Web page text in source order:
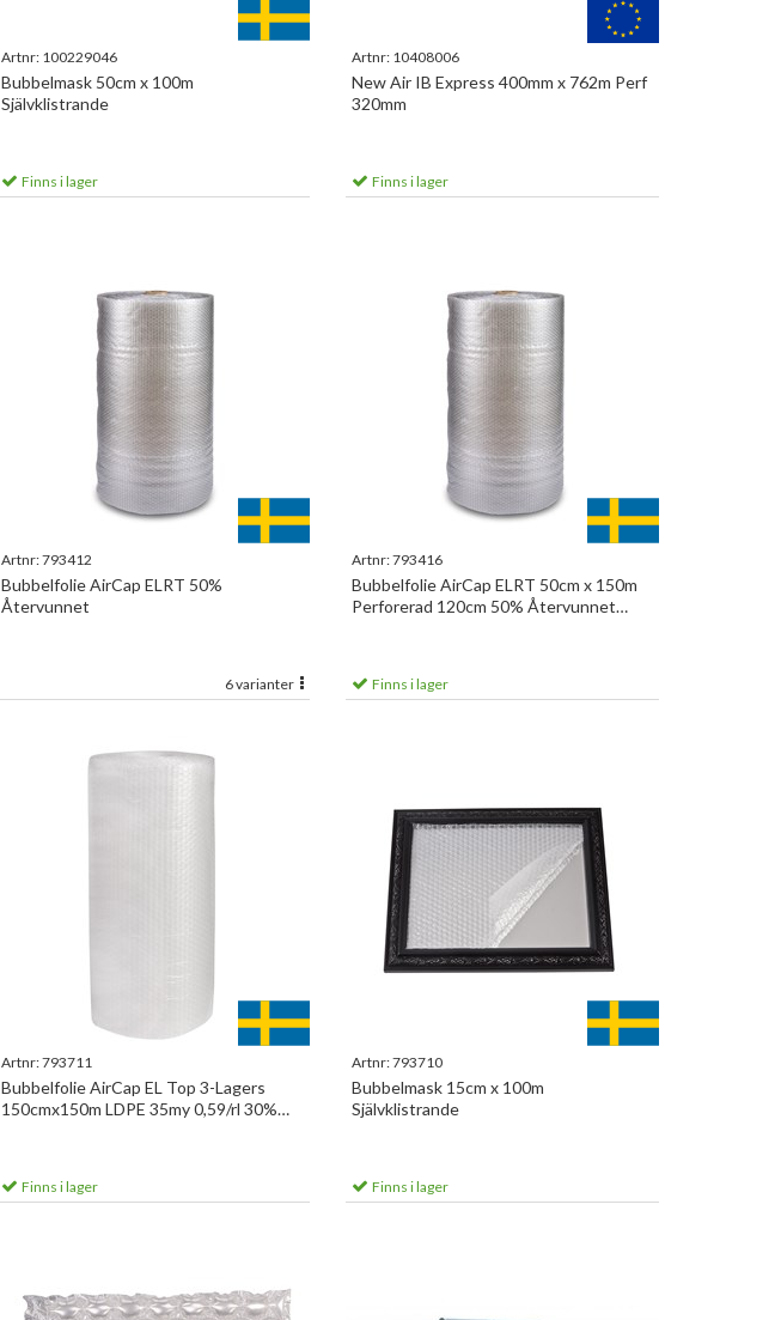
Artnr: 100229046
Bubbelmask 50cm x 100m
Självklistrande
Finns i lager
Artnr: 10408006
New Air IB Express 400mm x 762m Perf
320mm
Finns i lager
Artnr:793412
Bubbelfolie AirCap ELRT 50%
Återvunnet
6 varianter
Artnr:793416
Bubbelfolie AirCap ELRT 50cm x 150m
Perforerad 120cm 50% Återvunnet
Finns i lager
Artnr:793711
Bubbelfolie AirCap EL Top 3-Lagers
150cmx150m LDPE 35my 0,59/rl 30%
Finns i lager
Artnr:793710
Bubbelmask 15cm x 100m
Självklistrande
Finns i lager